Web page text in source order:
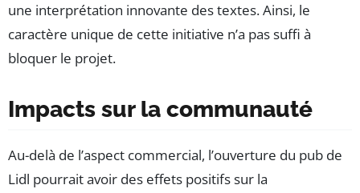
une interprétation innovante des textes. Ainsi, le
caractère unique de cette initiative n’a pas suffi à
bloquer le projet.
Impacts sur la communauté
Au-delà de l’aspect commercial, l’ouverture du pub de
Lidl pourrait avoir des effets positifs sur la